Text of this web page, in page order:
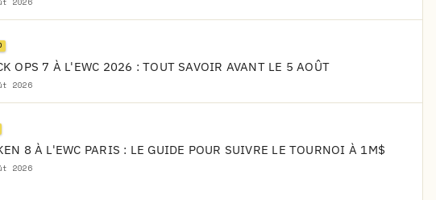
OPS 7 À L'EWC 2026 : TOUT SAVOIR AVANT LE 5 AOÛT
2026
8 À L'EWC PARIS : LE GUIDE POUR SUIVRE LE TOURNOI À 1M$
2026